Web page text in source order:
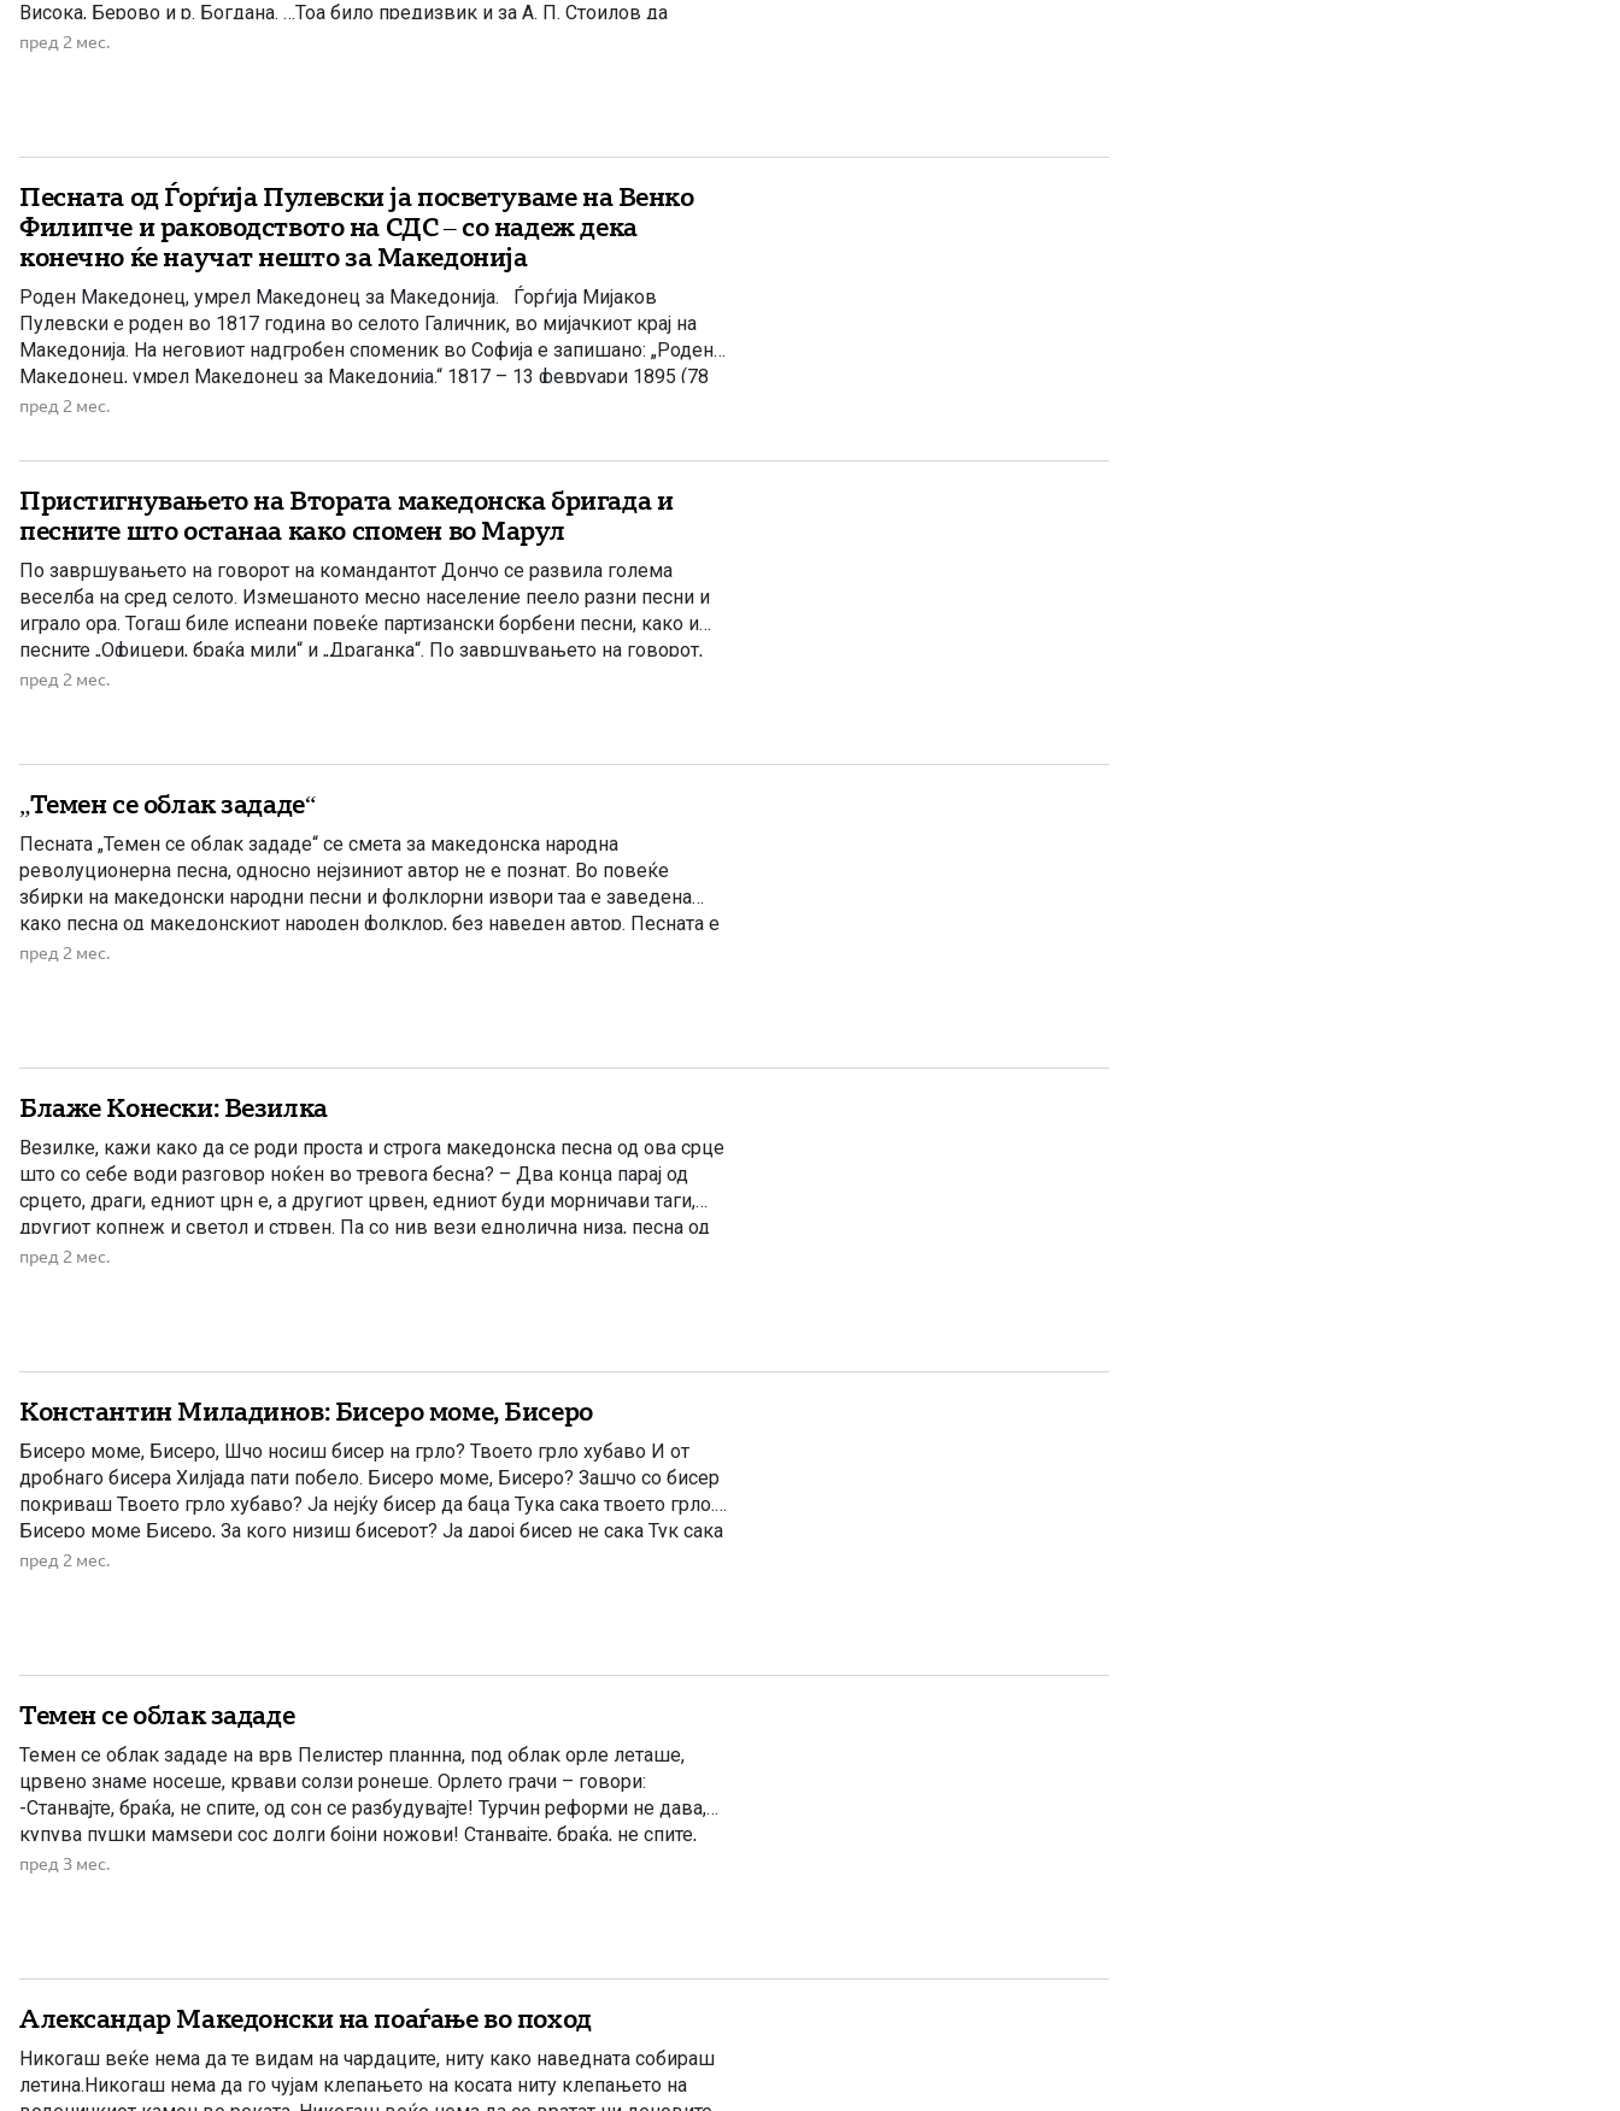
Висока, Берово и р. Богдана. …Тоа било предизвик и за А. П. Стоилов да
запише народни умотворби и да изготви студија за ова село. […]
пред 2 мес.
Песната од Ѓорѓија Пулевски ја посветуваме на Венко
Филипче и раководството на СДС – со надеж дека
конечно ќе научат нешто за Македонија
Роден Македонец, умрел Македонец за Македонија. Ѓорѓија Мијаков
Пулевски е роден во 1817 година во селото Галичник, во мијачкиот крај на
Македонија. На неговиот надгробен споменик во Софија е запишано: „Роден
Македонец, умрел Македонец за Македонија.“ 1817 – 13 февруари 1895 (78
години) е периодот на животот на Ѓорѓија Пулевски. Кратко за Пулевски: […]
пред 2 мес.
Пристигнувањето на Втората македонска бригада и
песните што останаа како спомен во Марул
По завршувањето на говорот на командантот Дончо се развила голема
веселба на сред селото. Измешаното месно население пеело разни песни и
играло ора. Тогаш биле испеани повеќе партизански борбени песни, како и
песните „Офицери, браќа мили“ и „Драганка“. По завршувањето на говорот,
командантот Дончо се договорил со позадината за исхрана на војската и
пред 2 мес.
„Темен се облак зададе“
Песната „Темен се облак зададе“ се смета за македонска народна
револуционерна песна, односно нејзиниот автор не е познат. Во повеќе
збирки на македонски народни песни и фолклорни извори таа е заведена
како песна од македонскиот народен фолклор, без наведен автор. Песната е
поврзана со македонското револуционерно движење од крајот на XIX и
пред 2 мес.
Блаже Конески: Везилка
Везилке, кажи како да се роди проста и строга македонска песна од ова срце
што со себе води разговор ноќен во тревога бесна? – Два конца парај од
срцето, драги, едниот црн е, а другиот црвен, едниот буди морничави таги,
другиот копнеж и светол и стрвен. Па со нив вези еднолична низа, песна од
копнеж […]
пред 2 мес.
Константин Миладинов: Бисеро моме, Бисеро
Бисеро моме, Бисеро, Шчо носиш бисер на грло? Твоето грло хубаво И от
дробнаго бисера Хилјада пати побело. Бисеро моме, Бисеро? Зашчо со бисер
покриваш Твоето грло хубаво? Ја нејќу бисер да баца Тука сака твоето грло.-
Бисеро моме Бисеро, За кого низиш бисерот? Ја дарој бисер не сака Тук сака
мома Бисера.
пред 2 мес.
Темен се облак зададе
Темен се облак зададе на врв Пелистер планнна, под облак орле леташе,
црвено знаме носеше, крвави солзи ронеше. Орлето грачи – говори:
-Станвајте, браќа, не спите, од сон се разбудувајте! Турчин реформи не дава,
купува пушки мамѕери сос долги бојни ножови! Станвајте, браќа, не спите,
сос него да се биеме за славна Македонија! На врв […]
пред 3 мес.
Александар Македонски на поаѓање во поход
Никогаш веќе нема да те видам на чардаците, ниту како наведната собираш
летина.Никогаш нема да го чујам клепањето на косата ниту клепањето на